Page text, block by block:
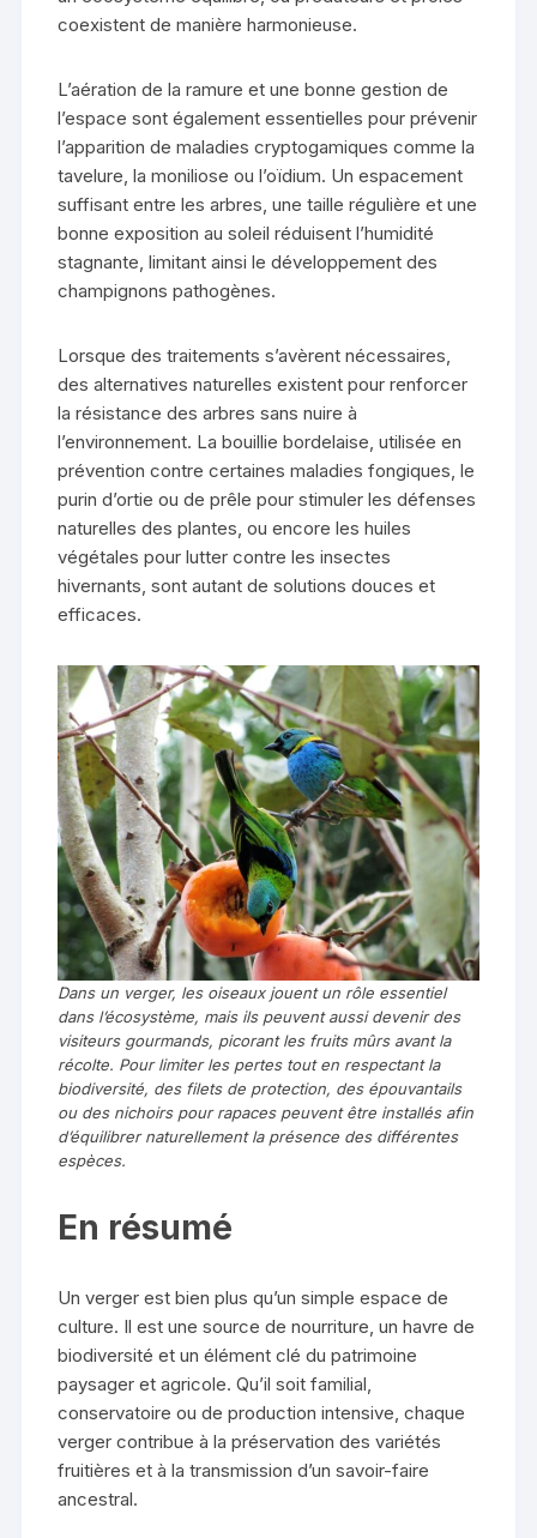
coexistent de manière harmonieuse.
L’aération de la ramure et une bonne gestion de
l’espace sont également essentielles pour prévenir
l’apparition de maladies cryptogamiques comme la
tavelure, la moniliose ou l’oïdium. Un espacement
suffisant entre les arbres, une taille régulière et une
bonne exposition au soleil réduisent l’humidité
stagnante, limitant ainsi le développement des
champignons pathogènes.
Lorsque des traitements s’avèrent nécessaires,
des alternatives naturelles existent pour renforcer
la résistance des arbres sans nuire à
l’environnement. La bouillie bordelaise, utilisée en
prévention contre certaines maladies fongiques, le
purin d’ortie ou de prêle pour stimuler les défenses
naturelles des plantes, ou encore les huiles
végétales pour lutter contre les insectes
hivernants, sont autant de solutions douces et
efficaces.
Dans un verger, les oiseaux jouent un rôle essentiel
dans l’écosystème, mais ils peuvent aussi devenir des
visiteurs gourmands, picorant les fruits mûrs avant la
récolte. Pour limiter les pertes tout en respectant la
biodiversité, des filets de protection, des épouvantails
ou des nichoirs pour rapaces peuvent être installés afin
d’équilibrer naturellement la présence des différentes
espèces.
En résumé
Un verger est bien plus qu’un simple espace de
culture. Il est une source de nourriture, un havre de
biodiversité et un élément clé du patrimoine
paysager et agricole. Qu’il soit familial,
conservatoire ou de production intensive, chaque
verger contribue à la préservation des variétés
fruitières et à la transmission d’un savoir-faire
ancestral.